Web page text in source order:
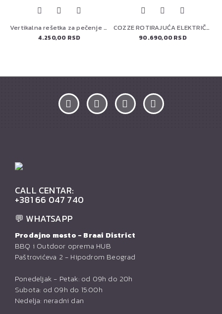
Vertikalna rešetka za pečenje živine Big Green Egg 117458
4.250,00 RSD
COZZE ROTIRAJUĆA ELEKTRIČNA PEĆ ZA PIZZU 13" (90446) PREMIUM
90.690,00 RSD
CALL CENTAR:
+381 66 047 740
💬 WHATSAPP
Prodajno mesto - Braai District
BBQ i Outdoor oprema HUB
Paštrovićeva 2 - Hipodrom Beograd
Ponedeljak - Petak: od 09h do 20h
Subota: od 09h do 15:00h
Nedelja: neradni dan